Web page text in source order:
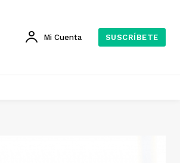
Mi Cuenta SUSCRÍBETE